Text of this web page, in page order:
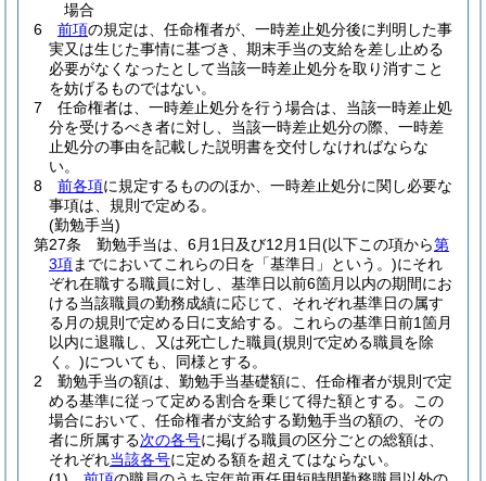
場合
6
前項の規定は、任命権者が、一時差止処分後に判明した事
実又は生じた事情に基づき、期末手当の支給を差し止める
必要がなくなったとして当該一時差止処分を取り消すこと
を妨げるものではない。
7
任命権者は、一時差止処分を行う場合は、当該一時差止処
分を受けるべき者に対し、当該一時差止処分の際、一時差
止処分の事由を記載した説明書を交付しなければならな
い。
8
前各項に規定するもののほか、一時差止処分に関し必要な
事項は、規則で定める。
(勤勉手当)
第27条
勤勉手当は、6月1日及び12月1日(以下この項から第
3項までにおいてこれらの日を「基準日」という。)にそれ
ぞれ在職する職員に対し、基準日以前6箇月以内の期間にお
ける当該職員の勤務成績に応じて、それぞれ基準日の属す
る月の規則で定める日に支給する。
これらの基準日前1箇月
以内に退職し、又は死亡した職員(規則で定める職員を除
く。)についても、同様とする。
2
勤勉手当の額は、勤勉手当基礎額に、任命権者が規則で定
める基準に従って定める割合を乗じて得た額とする。
この
場合において、任命権者が支給する勤勉手当の額の、その
者に所属する次の各号に掲げる職員の区分ごとの総額は、
それぞれ当該各号に定める額を超えてはならない。